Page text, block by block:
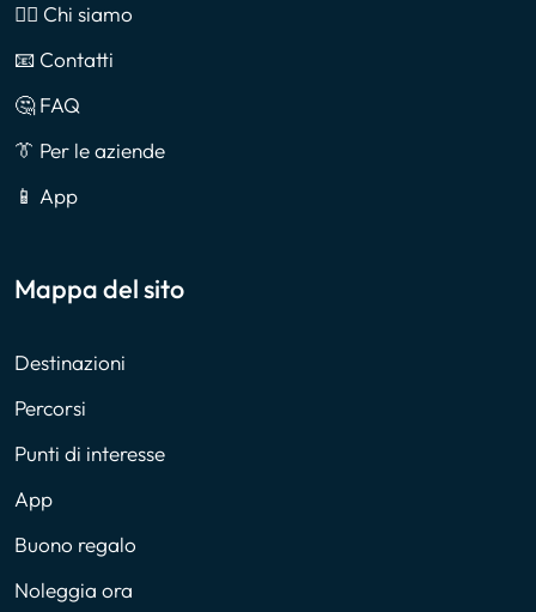
🙎‍♂️ Chi siamo
📧 Contatti
🤔 FAQ
👔 Per le aziende
📱 App
Mappa del sito
Destinazioni
Percorsi
Punti di interesse
App
Buono regalo
Noleggia ora